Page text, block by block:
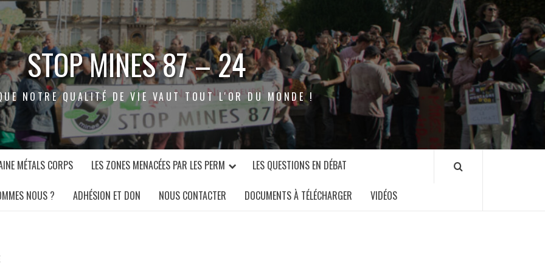
STOP MINES 87 – 24
NOTRE QUALITÉ DE VIE VAUT TOUT L'OR DU MONDE !
MÉTALS CORPS LES ZONES MENACÉES PAR LES PERM LES QUESTIONS EN DÉBAT
NOUS ? ADHÉSION ET DON NOUS CONTACTER DOCUMENTS À TÉLÉCHARGER VIDÉOS